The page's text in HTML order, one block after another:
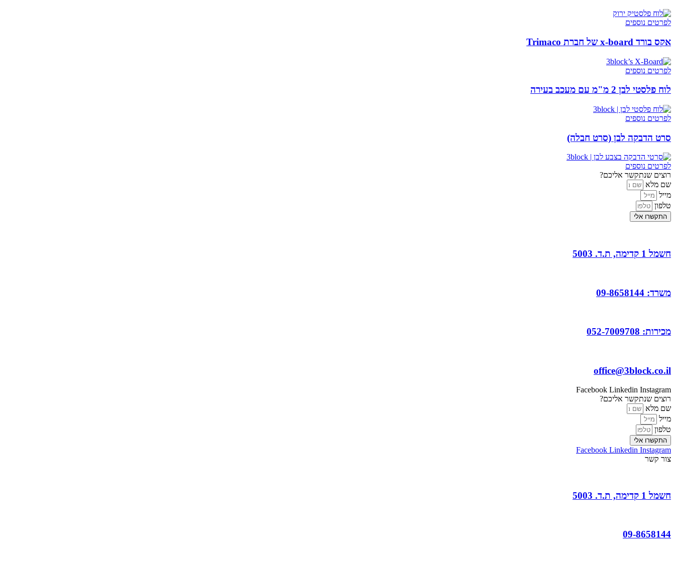
לפרטים נוספים
אקס בורד x-board של חברת Trimaco
לפרטים נוספים
לוח פלסטי לבן 2 מ"מ עם מעכב בעירה
לפרטים נוספים
סרט הדבקה לבן (סרט חבלה)
לפרטים נוספים
רוצים שנתקשר אליכם?
שם מלא
מייל
טלפון
התקשרו אלי
חשמל 1 קדימה, ת.ד. 5003
משרד: 09-8658144
מכירות: 052-7009708
office@3block.co.il
Facebook Linkedin Instagram
רוצים שנתקשר אליכם?
שם מלא
מייל
טלפון
התקשרו אלי
Facebook Linkedin Instagram
צור קשר
חשמל 1 קדימה, ת.ד. 5003
09-8658144